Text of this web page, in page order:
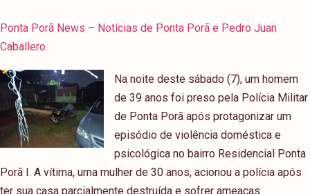
Ponta Porã News – Notícias de Ponta Porã e Pedro Juan
Caballero
Na noite deste sábado (7), um homem
de 39 anos foi preso pela Polícia Militar
de Ponta Porã após protagonizar um
episódio de violência doméstica e
psicológica no bairro Residencial Ponta
Porã I. A vítima, uma mulher de 30 anos, acionou a polícia após
ter sua casa parcialmente destruída e sofrer ameaças